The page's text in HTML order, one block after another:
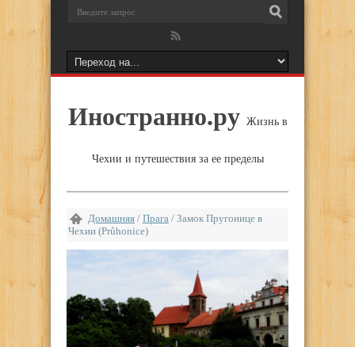
Иностранно.ру Жизнь в
Чехии и путешествия за ее пределы
Домашняя / Прага / Замок Пругонице в
Чехии (Průhonice)